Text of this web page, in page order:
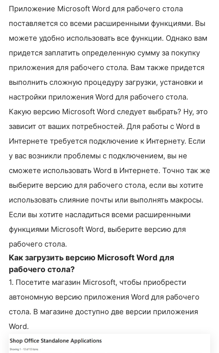
Приложение Microsoft Word для рабочего стола
поставляется со всеми расширенными функциями. Вы
можете удобно использовать все функции. Однако вам
придется заплатить определенную сумму за покупку
приложения для рабочего стола. Вам также придется
выполнить сложную процедуру загрузки, установки и
настройки приложения Word для рабочего стола.
Какую версию Microsoft Word следует выбрать? Ну, это
зависит от ваших потребностей. Для работы с Word в
Интернете требуется подключение к Интернету. Если
у вас возникли проблемы с подключением, вы не
сможете использовать Word в Интернете. Точно так же
выберите версию для рабочего стола, если вы хотите
использовать слияние почты или выполнять макросы.
Если вы хотите насладиться всеми расширенными
функциями Microsoft Word, выберите версию для
рабочего стола.
Как загрузить версию Microsoft Word для
рабочего стола?
1. Посетите магазин Microsoft, чтобы приобрести
автономную версию приложения Word для рабочего
стола. В магазине доступно две версии приложения
Word.